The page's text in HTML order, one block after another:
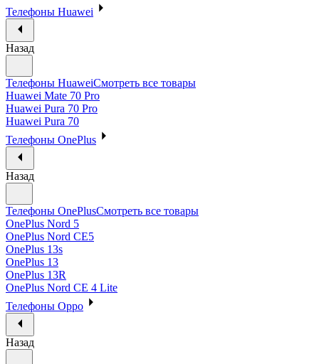
Телефоны Huawei
Назад
Телефоны HuaweiСмотреть все товары
Huawei Mate 70 Pro
Huawei Pura 70 Pro
Huawei Pura 70
Телефоны OnePlus
Назад
Телефоны OnePlusСмотреть все товары
OnePlus Nord 5
OnePlus Nord CE5
OnePlus 13s
OnePlus 13
OnePlus 13R
OnePlus Nord CE 4 Lite
Телефоны Oppo
Назад